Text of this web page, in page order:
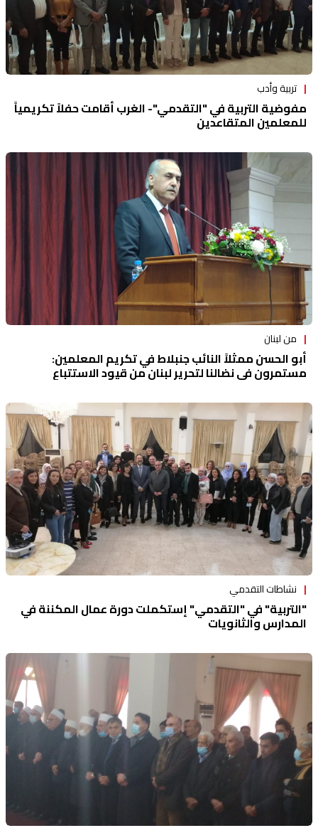
تربية وأدب
مفوضية التربية في "التقدمي"- الغرب أقامت حفلاً تكريمياً
للمعلمين المتقاعدين
من لبنان
أبو الحسن ممثلاً النائب جنبلاط في تكريم المعلمين:
مستمرون في نضالنا لتحرير لبنان من قيود الاستتباع
نشاطات التقدمي
"التربية" في "التقدمي" إستكملت دورة عمال المكننة في
المدارس والثانويات